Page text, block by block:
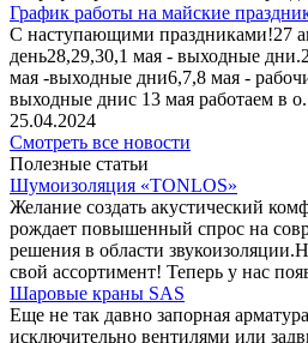
График работы на майские
С наступающими праздниками!27
день28,29,30,1 мая - выходные
мая -выходные дни6,7,8 мая -
выходные днис 13 мая работаем в
25.04.2024
Смотреть все новости
Полезные статьи
Шумоизоляция «TONLOS»
Желание создать акустический
рождает повышенный спрос на
решения в области
свой ассортимент! Теперь у нас
Шаровые краны SAS
Еще не так давно запорная
исключительно вентилями или